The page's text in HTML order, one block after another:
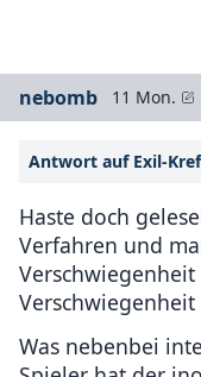
nebomb 11 Mon.
Antwort auf Exil-
Haste doch
Verfahren und
Was nebenbei